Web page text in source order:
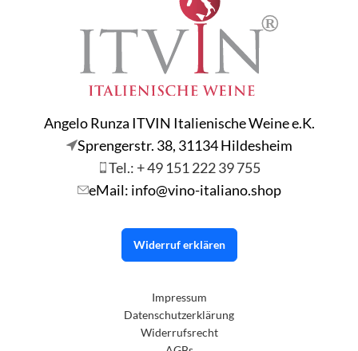
Angelo Runza ITVIN Italienische Weine e.K.
Sprengerstr. 38, 31134 Hildesheim
Tel.: + 49 151 222 39 755
eMail: info@vino-italiano.shop
Widerruf erklären
Impressum
Datenschutzerklärung
Widerrufsrecht